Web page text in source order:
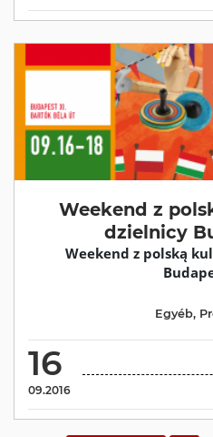
Weekend z
dzielnicy
Weekend z polską
16
09.2016
Egyéb,